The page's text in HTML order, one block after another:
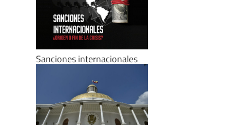
Sanciones internacionales